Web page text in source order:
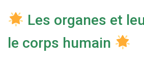
Les organes et
le corps humain